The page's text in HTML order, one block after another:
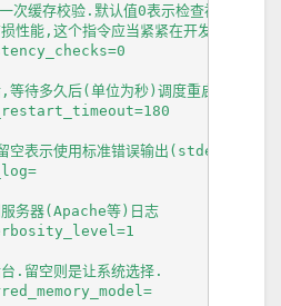
次缓存校验.默认值0表示检查被禁用了.
性能,这个指令应当紧紧在开发调试的时
等待多久后(单位为秒)调度重启
空表示使用标准错误输出(stderr).
务器(Apache等)日志
.留空则是让系统选择.